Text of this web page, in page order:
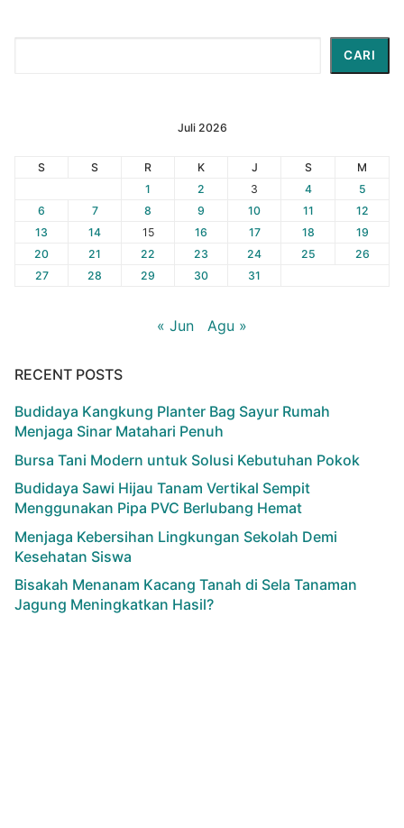
CARI
Juli 2026
S S R K J S
M
1
2 3 4
5
6
7 8 9 10 11
12
13
14 15 16 17 18
19
20
21 22 23 24 25
26
27
28 29 30 31
« Jun Agu »
RECENT POSTS
Budidaya Kangkung Planter Bag Sayur Rumah
Menjaga Sinar Matahari Penuh
Bursa Tani Modern untuk Solusi Kebutuhan Pokok
Budidaya Sawi Hijau Tanam Vertikal Sempit
Menggunakan Pipa PVC Berlubang Hemat
Menjaga Kebersihan Lingkungan Sekolah Demi
Kesehatan Siswa
Bisakah Menanam Kacang Tanah di Sela Tanaman
Jagung Meningkatkan Hasil?